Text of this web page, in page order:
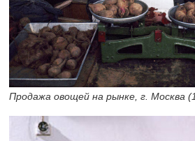
Продажа овощей на рынке, г. Москва